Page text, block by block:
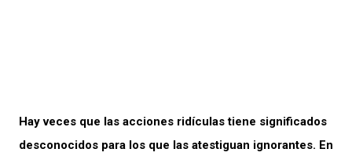
Hay veces que las acciones ridículas tiene significados
desconocidos para los que las atestiguan ignorantes. En